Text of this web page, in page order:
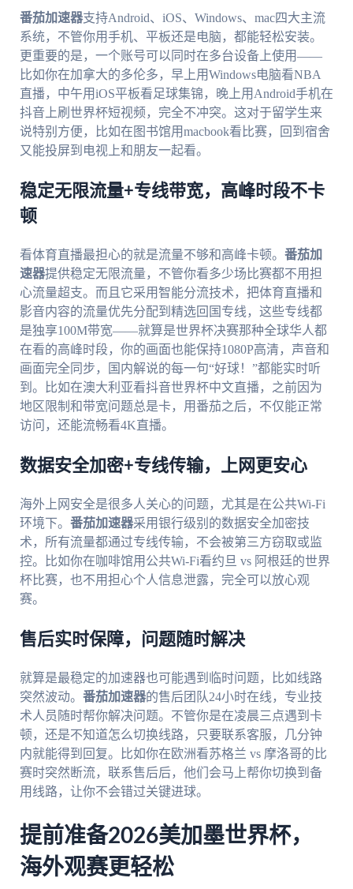
番茄加速器支持Android、iOS、Windows、mac四大主流
系统，不管你用手机、平板还是电脑，都能轻松安装。
更重要的是，一个账号可以同时在多台设备上使用——
比如你在加拿大的多伦多，早上用Windows电脑看NBA
直播，中午用iOS平板看足球集锦，晚上用Android手机在
抖音上刷世界杯短视频，完全不冲突。这对于留学生来
说特别方便，比如在图书馆用macbook看比赛，回到宿舍
又能投屏到电视上和朋友一起看。
稳定无限流量+专线带宽，高峰时段不卡
顿
看体育直播最担心的就是流量不够和高峰卡顿。 番茄加
速器提供稳定无限流量，不管你看多少场比赛都不用担
心流量超支。而且它采用智能分流技术，把体育直播和
影音内容的流量优先分配到精选回国专线，这些专线都
是独享100M带宽——就算是世界杯决赛那种全球华人都
在看的高峰时段，你的画面也能保持1080P高清，声音和
画面完全同步，国内解说的每一句“好球！”都能实时听
到。比如在澳大利亚看抖音世界杯中文直播，之前因为
地区限制和带宽问题总是卡，用番茄之后，不仅能正常
访问，还能流畅看4K直播。
数据安全加密+专线传输，上网更安心
海外上网安全是很多人关心的问题，尤其是在公共Wi-Fi
环境下。 番茄加速器采用银行级别的数据安全加密技
术，所有流量都通过专线传输，不会被第三方窃取或监
控。比如你在咖啡馆用公共Wi-Fi看约旦 vs 阿根廷的世界
杯比赛，也不用担心个人信息泄露，完全可以放心观
赛。
售后实时保障，问题随时解决
就算是最稳定的加速器也可能遇到临时问题，比如线路
突然波动。 番茄加速器的售后团队24小时在线，专业技
术人员随时帮你解决问题。不管你是在凌晨三点遇到卡
顿，还是不知道怎么切换线路，只要联系客服，几分钟
内就能得到回复。比如你在欧洲看苏格兰 vs 摩洛哥的比
赛时突然断流，联系售后后，他们会马上帮你切换到备
用线路，让你不会错过关键进球。
提前准备2026美加墨世界杯，
海外观赛更轻松